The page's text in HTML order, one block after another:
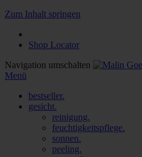
Zum Inhalt springen
Shop Locator
Navigation umschalten
Menü
bestseller.
gesicht.
reinigung.
feuchtigkeitspflege.
sonnen.
peeling.